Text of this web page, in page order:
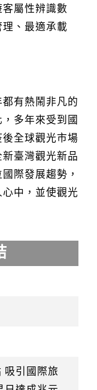
屬性辨識數
、最適承載
有熱鬧非凡的
多年來受到國
全球觀光市場
臺灣觀光新品
際發展趨勢，
中，並使觀光
吸引國際旅